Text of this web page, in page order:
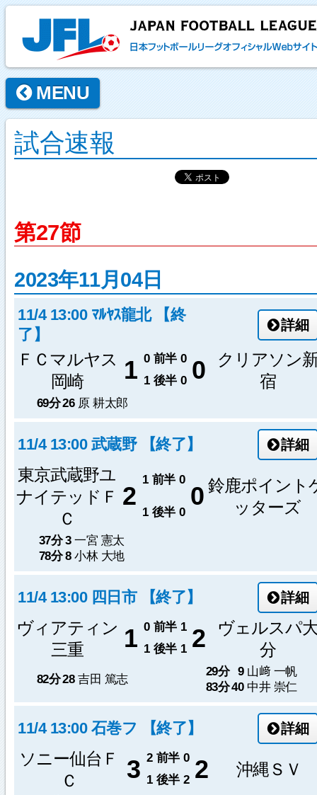
MENU
試合速報
第27節
2023年11月04日
11/4 13:00 ﾏﾙﾔｽ龍北 【終
了】
詳細
ＦＣマルヤス
岡崎
1 0 前半 0 0
クリアソン
宿
1 後半 0
69分26 原 耕太郎
11/4 13:00 武蔵野 【終了】 詳細
東京武蔵野ユ
ナイテッドＦ
Ｃ
2
1 前半 0
0 鈴鹿ポイント
ッターズ
1 後半 0
37分 3 一宮 憲太
78分 8 小林 大地
11/4 13:00 四日市 【終了】 詳細
ヴィアティン
三重
1 0 前半 1 2
ヴェルスパ
分
1 後半 1
82分28 吉田 篤志
29分 9 山﨑 一帆
83分40 中井 崇仁
11/4 13:00 石巻フ 【終了】 詳細
ソニー仙台Ｆ
Ｃ
3 2 前半 0 2 沖縄ＳＶ
1 後半 2